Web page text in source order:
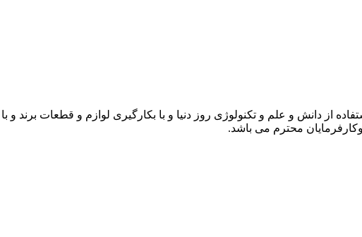
از دانش و علم و تکنولوژی روز دنیا و با بکارگیری لوازم و قطعات
محترم می باشد.